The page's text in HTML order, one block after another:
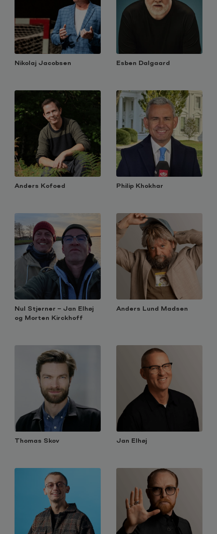
Nikolaj Jacobsen Esben Dalgaard
Anders Kofoed Philip Khokhar
Nul Stjerner – Jan Elhøj
og Morten Kirckhoff
Anders Lund Madsen
Thomas Skov Jan Elhøj